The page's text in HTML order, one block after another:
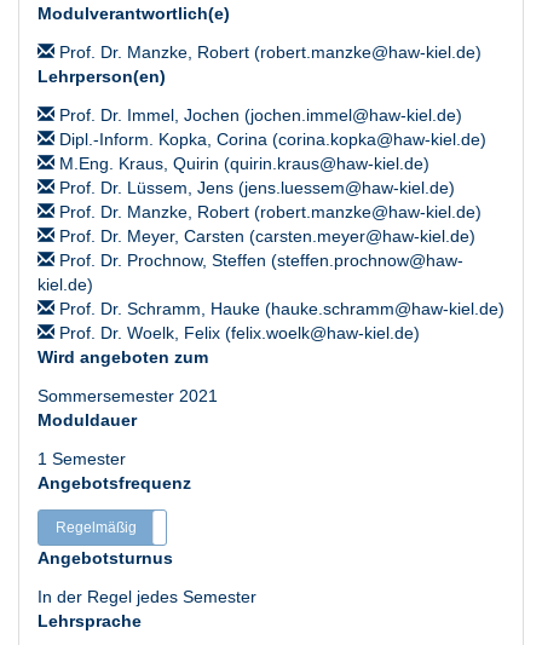
Modulverantwortlich(e)
Prof. Dr. Manzke, Robert (robert.manzke@haw-kiel.de)
Lehrperson(en)
Prof. Dr. Immel, Jochen (jochen.immel@haw-kiel.de)
Dipl.-Inform. Kopka, Corina (corina.kopka@haw-kiel.de)
M.Eng. Kraus, Quirin (quirin.kraus@haw-kiel.de)
Prof. Dr. Lüssem, Jens (jens.luessem@haw-kiel.de)
Prof. Dr. Manzke, Robert (robert.manzke@haw-kiel.de)
Prof. Dr. Meyer, Carsten (carsten.meyer@haw-kiel.de)
Prof. Dr. Prochnow, Steffen (steffen.prochnow@haw-
kiel.de)
Prof. Dr. Schramm, Hauke (hauke.schramm@haw-kiel.de)
Prof. Dr. Woelk, Felix (felix.woelk@haw-kiel.de)
Wird angeboten zum
Sommersemester 2021
Moduldauer
1 Semester
Angebotsfrequenz
Regelmäßig
Angebotsturnus
In der Regel jedes Semester
Lehrsprache